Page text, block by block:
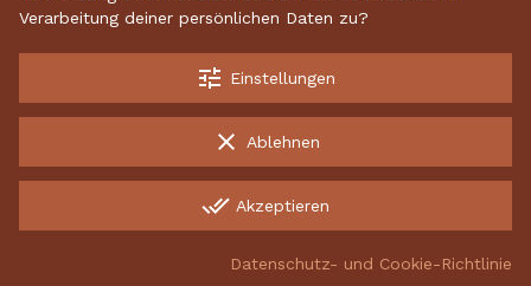
INCO Production UAB, 134882342, Energetikų g. 8, LT-52461
Kostenloser Versand ab 70 €
Garantiert sichere Lieferung
Kostenlose Rücksendungen
Verarbeitung deiner persönlichen Daten zu?
tune Einstellungen
clear Ablehnen
done_all Akzeptieren
Datenschutz- und Cookie-Richtlinie